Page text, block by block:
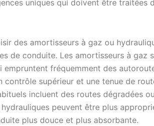
uniques qui doivent être traitées
des amortisseurs à gaz ou
de conduite. Les amortisseurs à gaz
fréquemment des
supérieur et une tenue de
incluent des routes dégradées
peuvent être plus
plus douce et plus absorbante.